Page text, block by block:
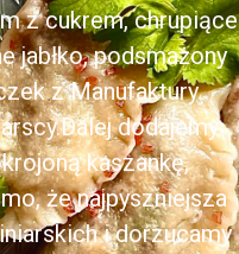
z cukrem, chrupiące
jabłko, podsmażony
z Manufaktury
dodajemy
kaszankę,
że najpyszniejsza
i dorzucamy